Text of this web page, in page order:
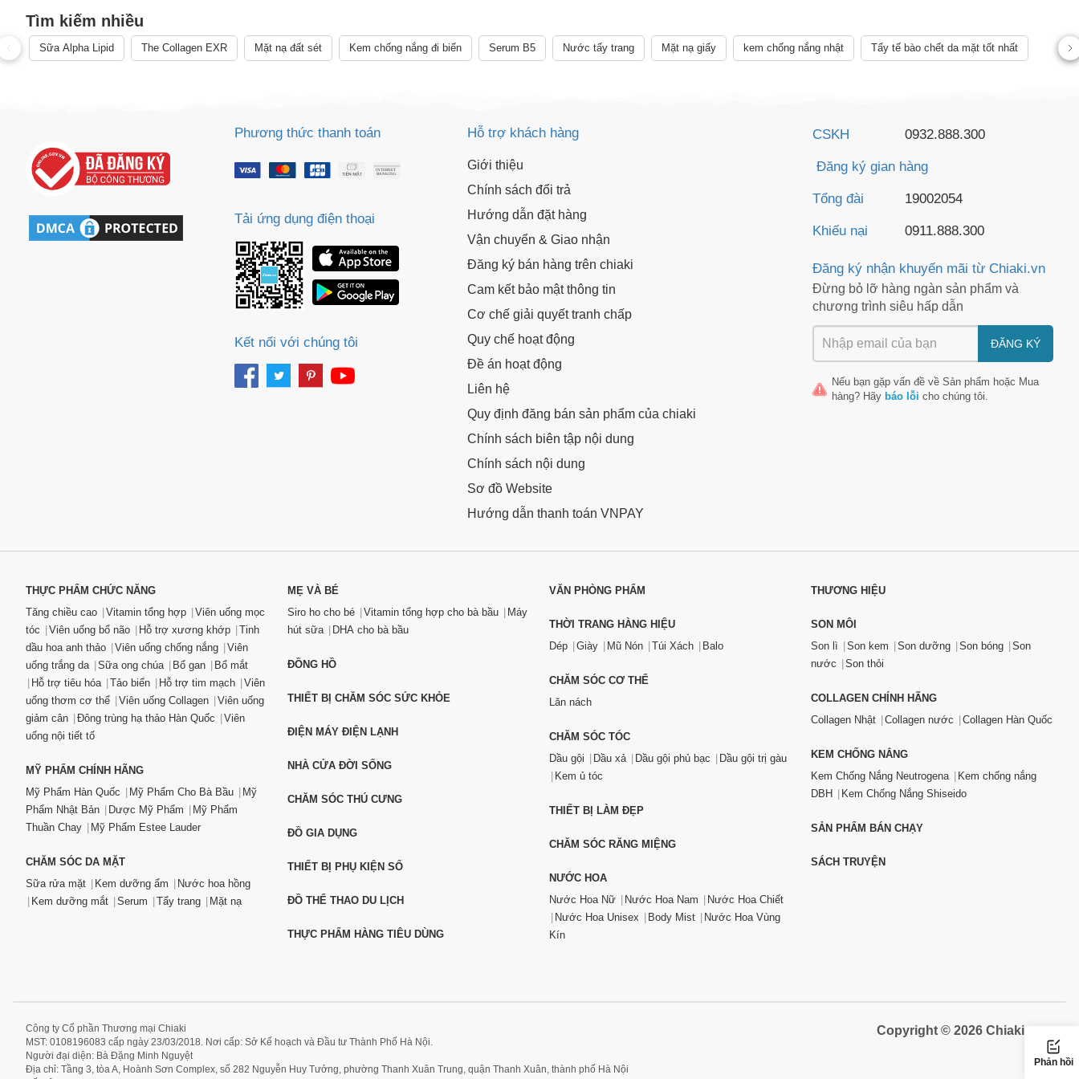
điều trị, chữa trị, hay phòng ngừa bệnh tật cùng các vấn đề sức khỏe khác. Chúng tôi không chịu trách nhiệm về nhầm lẫn hay sai lệch về sản
phẩm.
Tìm kiếm nhiều
Sữa Alpha Lipid The Collagen EXR Mặt nạ đất sét Kem chống nắng đi biển Serum B5 Nước tẩy trang Mặt nạ giấy kem chống nắng nhật Tẩy tế bào chết da mặt tốt nhất
Phương thức thanh toán
Tải ứng dụng điện thoại
Kết nối với chúng tôi
Hỗ trợ khách hàng
Giới thiệu
Chính sách đổi trả
Hướng dẫn đặt hàng
Vận chuyển & Giao nhận
Đăng ký bán hàng trên chiaki
Cam kết bảo mật thông tin
Cơ chế giải quyết tranh chấp
Quy chế hoạt động
Đề án hoạt động
Liên hệ
Quy định đăng bán sản phẩm của chiaki
Chính sách biên tập nội dung
Chính sách nội dung
Sơ đồ Website
Hướng dẫn thanh toán VNPAY
CSKH 0932.888.300
Đăng ký gian hàng
Tổng đài 19002054
Khiếu nại 0911.888.300
Đăng ký nhận khuyến mãi từ Chiaki.vn
Đừng bỏ lỡ hàng ngàn sản phẩm và
chương trình siêu hấp dẫn
ĐĂNG KÝ
Nếu bạn gặp vấn đề về Sản phẩm hoặc Mua
hàng? Hãy báo lỗi cho chúng tôi.
THỰC PHẨM CHỨC NĂNG
Tăng chiều cao
Vitamin tổng hợp
Viên uống mọc
tóc
Viên uống bổ não Hỗ trợ xương khớp
Tinh
dầu hoa anh thảo
Viên uống chống nắng
Viên
uống trắng da
Sữa ong chúa Bổ gan
Bổ mắt
Hỗ trợ tiêu hóa
Tảo biển Hỗ trợ tim mạch
Viên
uống thơm cơ thể
Viên uống Collagen
Viên uống
giảm cân
Đông trùng hạ thảo Hàn Quốc
Viên
uống nội tiết tố
MỸ PHẨM CHÍNH HÃNG
Mỹ Phẩm Hàn Quốc
Mỹ Phẩm Cho Bà Bầu
Mỹ
Phẩm Nhật Bản
Dược Mỹ Phẩm
Mỹ Phẩm
Thuần Chay
Mỹ Phẩm Estee Lauder
CHĂM SÓC DA MẶT
Sữa rửa mặt
Kem dưỡng ẩm
Nước hoa hồng
Kem dưỡng mắt
Serum Tẩy trang Mặt nạ
MẸ VÀ BÉ
Siro ho cho bé
Vitamin tổng hợp cho bà bầu
Máy
hút sữa
DHA cho bà bầu
ĐỒNG HỒ
THIẾT BỊ CHĂM SÓC SỨC KHỎE
ĐIỆN MÁY ĐIỆN LẠNH
NHÀ CỬA ĐỜI SỐNG
CHĂM SÓC THÚ CƯNG
ĐỒ GIA DỤNG
THIẾT BỊ PHỤ KIỆN SỐ
ĐỒ THỂ THAO DU LỊCH
THỰC PHẨM HÀNG TIÊU DÙNG
VĂN PHÒNG PHẨM
THỜI TRANG HÀNG HIỆU
Dép
Giày Mũ Nón Túi Xách Balo
CHĂM SÓC CƠ THỂ
Lăn nách
CHĂM SÓC TÓC
Dầu gội
Dầu xả Dầu gội phủ bạc
Dầu gội trị gàu
Kem ủ tóc
THIẾT BỊ LÀM ĐẸP
CHĂM SÓC RĂNG MIỆNG
NƯỚC HOA
Nước Hoa Nữ
Nước Hoa Nam
Nước Hoa Chiết
Nước Hoa Unisex
Body Mist
Nước Hoa Vùng
Kín
THƯƠNG HIỆU
SON MÔI
Son lì
Son kem Son dưỡng Son bóng
Son
nước
Son thỏi
COLLAGEN CHÍNH HÃNG
Collagen Nhật
Collagen nước Collagen Hàn Quốc
KEM CHỐNG NẮNG
Kem Chống Nắng Neutrogena
Kem chống nắng
DBH
Kem Chống Nắng Shiseido
SẢN PHẨM BÁN CHẠY
SÁCH TRUYỆN
Công ty Cổ phần Thương mại Chiaki
MST: 0108196083 cấp ngày 23/03/2018. Nơi cấp: Sở Kế hoạch và Đầu tư Thành Phố Hà Nội.
Người đại diện: Bà Đặng Minh Nguyệt
Địa chỉ: Tầng 3, tòa A, Hoành Sơn Complex, số 282 Nguyễn Huy Tưởng, phường Thanh Xuân Trung, quận Thanh Xuân, thành phố Hà Nội
Copyright © 2026 Chiaki.vn
Phản hồi